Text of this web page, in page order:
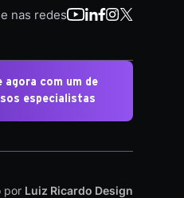
nas redes
agora com um de
especialistas
por Luiz Ricardo Design